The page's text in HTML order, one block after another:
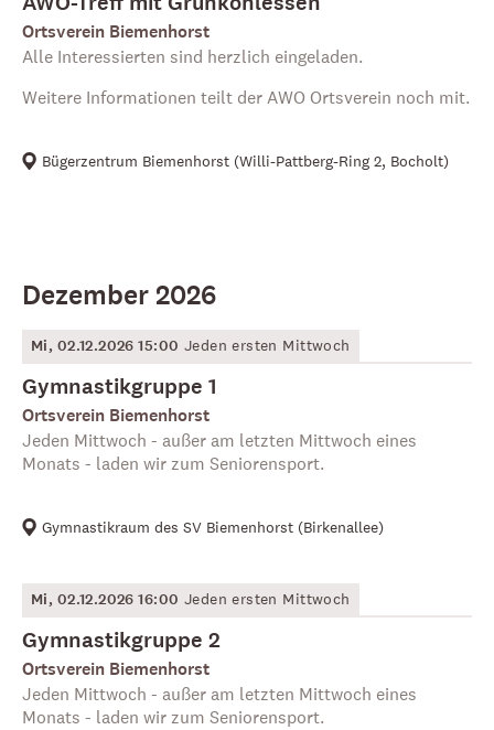
Ortsverein Biemenhorst
Alle Interessierten sind herzlich eingeladen.
Weitere Informationen teilt der AWO Ortsverein noch mit.
Bügerzentrum Biemenhorst (Willi-Pattberg-Ring 2, Bocholt)
Dezember 2026
Mi, 02.12.2026 15:00 Jeden ersten Mittwoch
Gymnastikgruppe 1
Ortsverein Biemenhorst
Jeden Mittwoch - außer am letzten Mittwoch eines
Monats - laden wir zum Seniorensport.
Gymnastikraum des SV Biemenhorst (Birkenallee)
Mi, 02.12.2026 16:00 Jeden ersten Mittwoch
Gymnastikgruppe 2
Ortsverein Biemenhorst
Jeden Mittwoch - außer am letzten Mittwoch eines
Monats - laden wir zum Seniorensport.